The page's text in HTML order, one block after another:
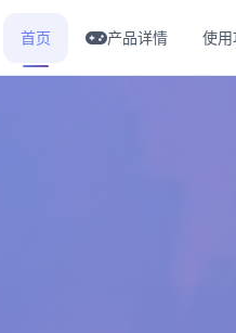
首页 产品详情 使